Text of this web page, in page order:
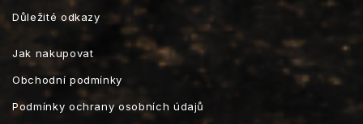
Důležité odkazy
Jak nakupovat
Obchodní podmínky
Podmínky ochrany osobních údajů